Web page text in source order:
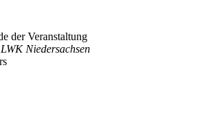
der Veranstaltung
, LWK Niedersachsen